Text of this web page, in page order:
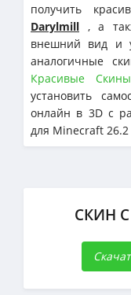
получить
Darylmill , а
внешний вид и
аналогичные
Красивые Скины
установить
онлайн в 3D с
для Minecraft 26.2
СКИН